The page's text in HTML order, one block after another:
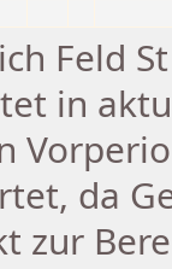
Feld
in
da
zur